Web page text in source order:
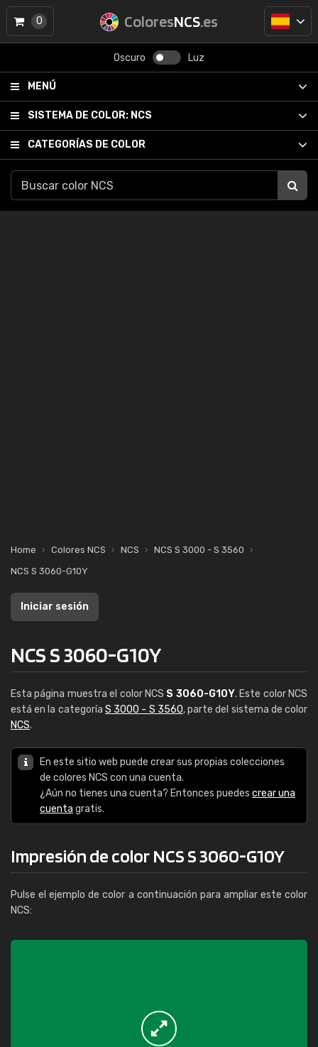
ColoresNCS.es
Oscuro Luz
MENÚ
SISTEMA DE COLOR: NCS
CATEGORÍAS DE COLOR
0
Home Colores NCS NCS
NCS S 3000 - S 3560
NCS S 3060-G10Y
Iniciar sesión
NCS S 3060-G10Y
Esta página muestra el color NCS S 3060-G10Y. Este color NCS
está en la categoría S 3000 - S 3560, parte del sistema de color
NCS.
En este sitio web puede crear sus propias colecciones
de colores NCS con una cuenta.
¿Aún no tienes una cuenta? Entonces puedes crear una
cuenta gratis.
Impresión de color NCS S 3060-G10Y
Pulse el ejemplo de color a continuación para ampliar este color
NCS: